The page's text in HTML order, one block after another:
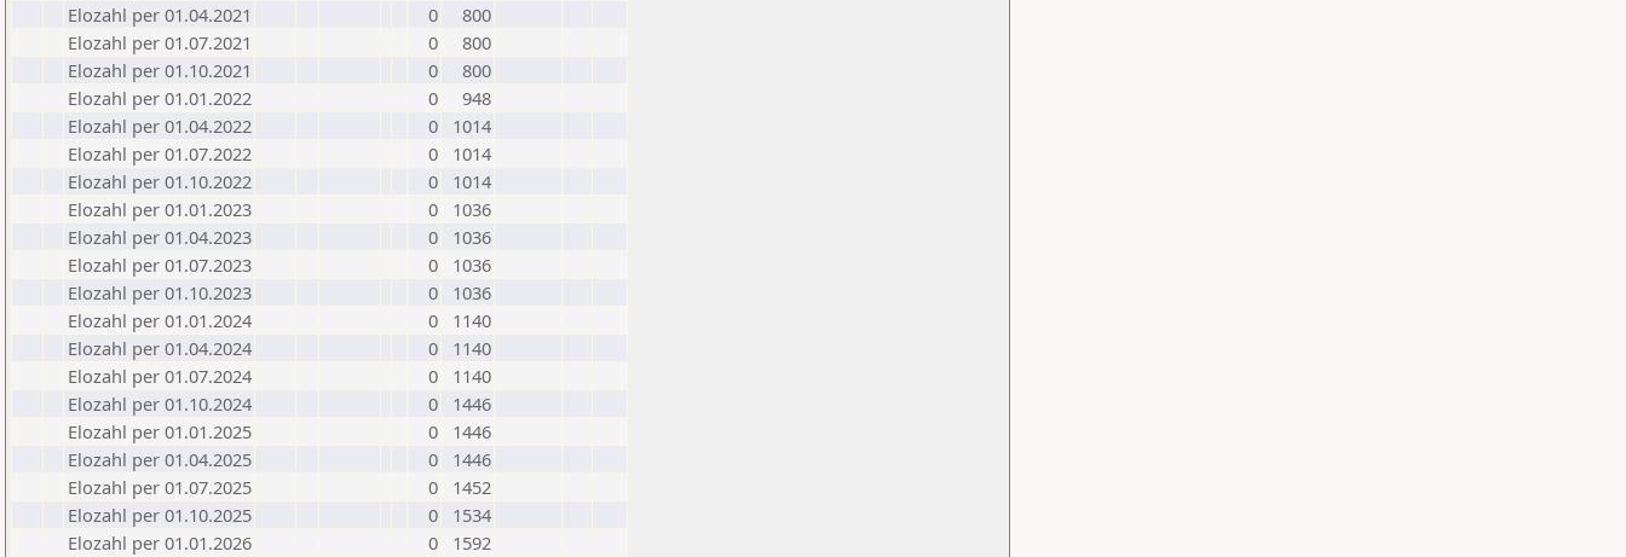
Elozahl per 01.04.2021
0
800
Elozahl per 01.07.2021
0
800
Elozahl per 01.10.2021
0
800
Elozahl per 01.01.2022
0
948
Elozahl per 01.04.2022
0
1014
Elozahl per 01.07.2022
0
1014
Elozahl per 01.10.2022
0
1014
Elozahl per 01.01.2023
0
1036
Elozahl per 01.04.2023
0
1036
Elozahl per 01.07.2023
0
1036
Elozahl per 01.10.2023
0
1036
Elozahl per 01.01.2024
0
1140
Elozahl per 01.04.2024
0
1140
Elozahl per 01.07.2024
0
1140
Elozahl per 01.10.2024
0
1446
Elozahl per 01.01.2025
0
1446
Elozahl per 01.04.2025
0
1446
Elozahl per 01.07.2025
0
1452
Elozahl per 01.10.2025
0
1534
Elozahl per 01.01.2026
0 1592